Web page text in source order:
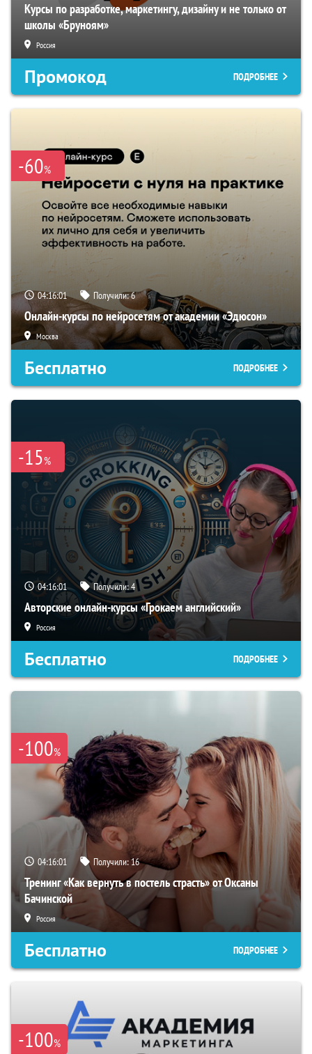
Курсы по разработке, маркетингу, дизайну и не только от
школы «Бруноям»
Россия
Промокод ПОДРОБНЕЕ
-60%
04:16:00 Получили:6
Онлайн-курсы по нейросетям от академии «Эдюсон»
Москва
Бесплатно ПОДРОБНЕЕ
-15%
04:16:00 Получили:4
Авторские онлайн-курсы «Грокаем английский»
Россия
Бесплатно ПОДРОБНЕЕ
-100%
04:16:00 Получили:16
Тренинг «Как вернуть в постель страсть» от Оксаны
Бачинской
Россия
Бесплатно ПОДРОБНЕЕ
-100%